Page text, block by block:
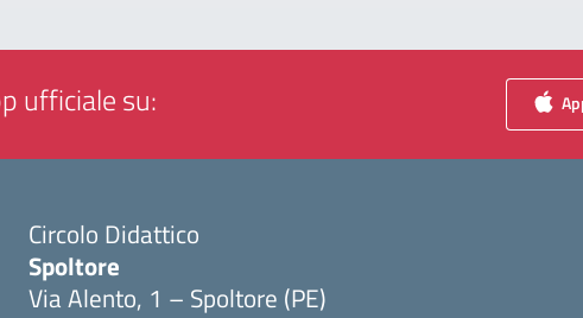
ufficiale su:
Circolo Didattico
Spoltore
Via Alento, 1 – Spoltore (PE)